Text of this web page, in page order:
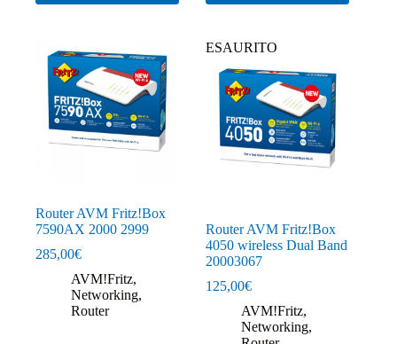
Router AVM Fritz!Box
7590AX 2000 2999
285,00€
AVM!Fritz,
Networking,
Router
ESAURITO
Router AVM Fritz!Box
4050 wireless Dual Band
20003067
125,00€
AVM!Fritz,
Networking,